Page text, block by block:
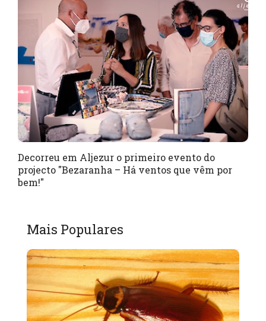
Decorreu em Aljezur o primeiro evento do
projecto "Bezaranha – Há ventos que vêm por
bem!"
Mais Populares